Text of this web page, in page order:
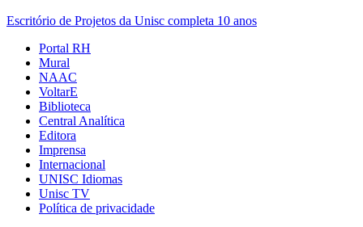
Escritório de Projetos da Unisc completa 10 anos
Portal RH
Mural
NAAC
VoltarE
Biblioteca
Central Analítica
Editora
Imprensa
Internacional
UNISC Idiomas
Unisc TV
Política de privacidade